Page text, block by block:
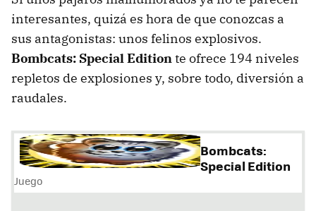
interesantes, quizá es hora de que conozcas a
sus antagonistas: unos felinos explosivos.
Bombcats: Special Editionte ofrece 194 niveles
repletos de explosiones y, sobre todo, diversión a
raudales.
Bombcats:
Special Edition
Juego